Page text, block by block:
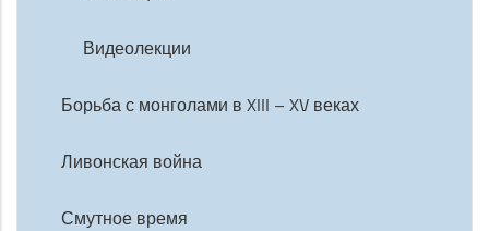
Видеолекции
Борьба с монголами в XIII – XV веках
Ливонская война
Смутное время